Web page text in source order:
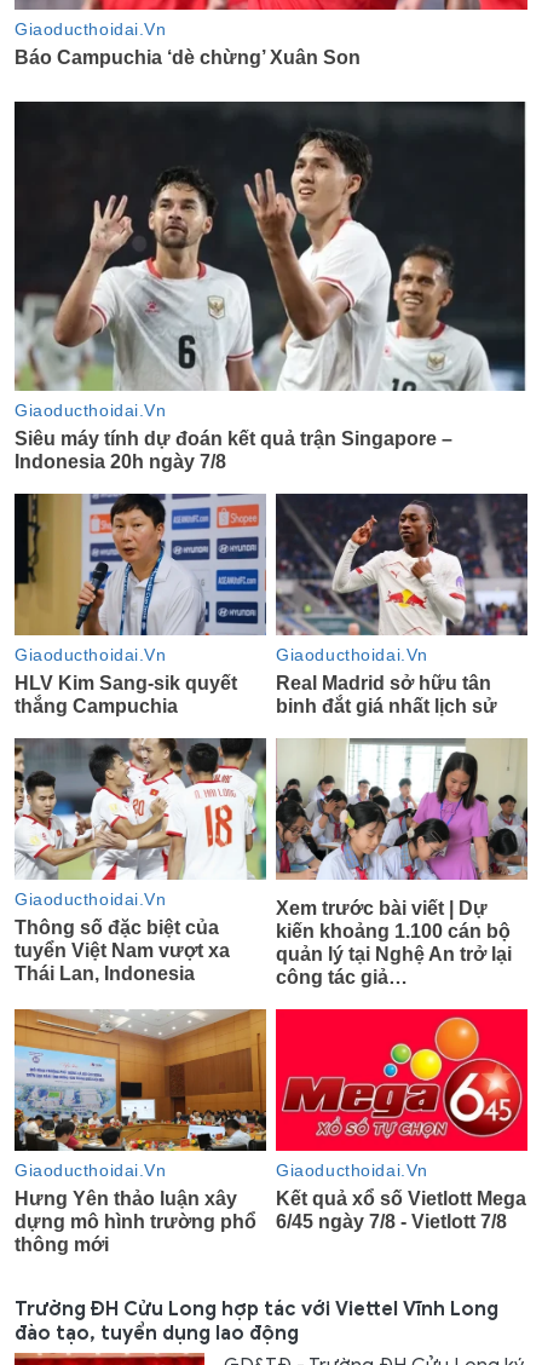
Trường ĐH Cửu Long hợp tác với Viettel Vĩnh Long
đào tạo, tuyển dụng lao động